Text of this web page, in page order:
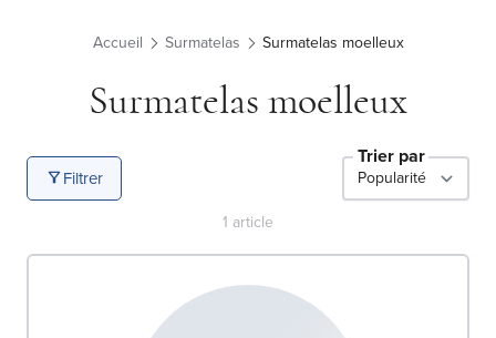
Accueil Surmatelas Surmatelas moelleux
Surmatelas moelleux
Filtrer
Trier par
1 article